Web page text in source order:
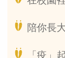
陪你長